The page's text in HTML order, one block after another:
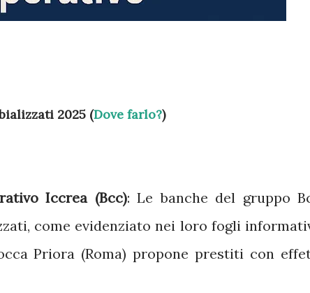
2025 (Dove farlo?)
Iccrea (Bcc):Le banche del gruppo
come evidenziato nei loro fogli
Priora (Roma) propone prestiti con